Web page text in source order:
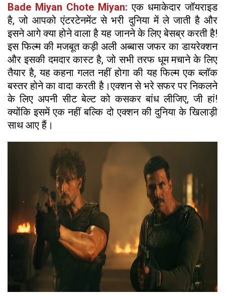
Bade Miyan Chote Miyan: एक धमाकेदार जॉयराइड
है, जो आपको एंटरटेनमेंट से भरी दुनिया में ले जाती है और
इसने आगे क्या होने वाला है यह जानने के लिए बेसब्र करती है!
इस फिल्म की मजबूत कड़ी अली अब्बास जफर का डायरेक्शन
और इसकी दमदार कास्ट है, जो सभी तरफ धूम मचाने के लिए
तैयार है, यह कहना गलत नहीं होगा की यह फिल्म एक ब्लॉक
बस्तर होने का वादा करती है।एक्शन से भरे सफर पर निकलने
के लिए अपनी सीट बेल्ट को कसकर बांध लीजिए, जी हां!
क्योंकि इसमें एक नहीं बल्कि दो एक्शन की दुनिया के खिलाड़ी
साथ आए हैं।